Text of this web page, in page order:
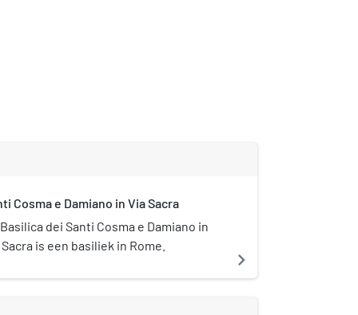
Cosma e Damiano in Via Sacra
dei Santi Cosma e Damiano in
Sacra is een basiliek in Rome.
navigate_next